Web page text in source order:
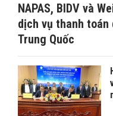
NAPAS, BIDV và
dịch vụ thanh toán
Trung Quốc